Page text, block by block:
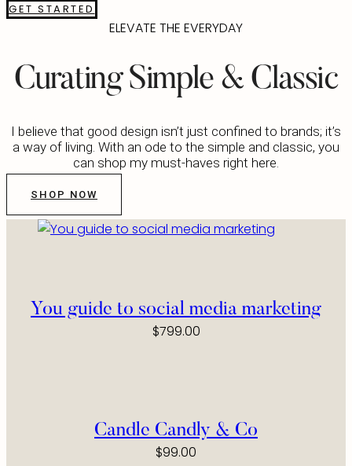
GET STARTED
ELEVATE THE EVERYDAY
Curating Simple & Classic
I believe that good design isn’t just confined to brands; it’s
a way of living. With an ode to the simple and classic, you
can shop my must-haves right here.
SHOP NOW
You guide to social media marketing
$799.00
Candle Candly & Co
$99.00